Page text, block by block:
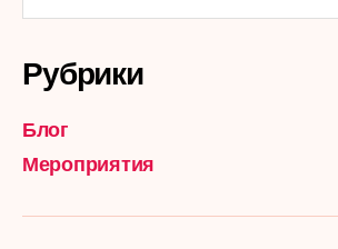
Рубрики
Блог
Мероприятия